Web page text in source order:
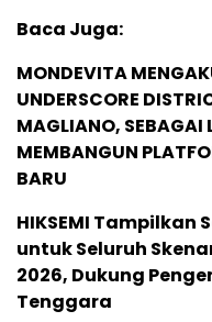
Baca Juga:
MONDEVITA
UNDERSCORE
MAGLIANO, SEBAGAI
MEMBANGUN
BARU
HIKSEMI Tampilkan
untuk Seluruh
2026, Dukung
Tenggara